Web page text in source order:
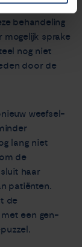
goed te
behandeling
sprake
nog niet
door de
weefsel-
lang niet
de
haar
patiënten.
de
een gen-